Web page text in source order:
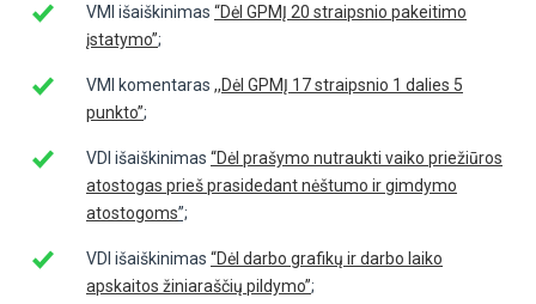
VMI išaiškinimas “Dėl GPMĮ 20 straipsnio pakeitimo
įstatymo”;
VMI komentaras ,,Dėl GPMĮ 17 straipsnio 1 dalies 5
punkto”;
VDI išaiškinimas “Dėl prašymo nutraukti vaiko priežiūros
atostogas prieš prasidedant nėštumo ir gimdymo
atostogoms”;
VDI išaiškinimas “Dėl darbo grafikų ir darbo laiko
apskaitos žiniaraščių pildymo”;